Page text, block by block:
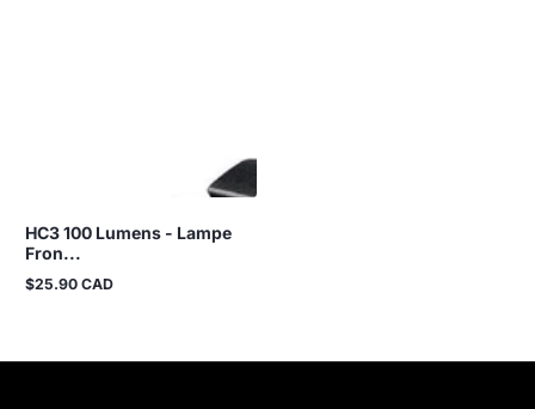
HC3 100 Lumens - Lampe
Fron...
Prix
$25.90 CAD